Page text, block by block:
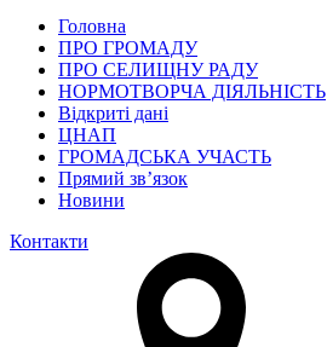
Головна
ПРО ГРОМАДУ
ПРО СЕЛИЩНУ РАДУ
НОРМОТВОРЧА ДІЯЛЬНІСТЬ
Відкриті дані
ЦНАП
ГРОМАДСЬКА УЧАСТЬ
Прямий зв’язок
Новини
Контакти